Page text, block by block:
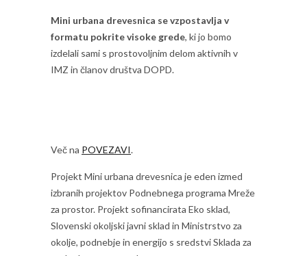
Mini urbana drevesnica se vzpostavlja v
formatu pokrite visoke grede, ki jo bomo
izdelali sami s prostovoljnim delom aktivnih v
IMZ in članov društva DOPD.
Več na POVEZAVI.
Projekt Mini urbana drevesnica je eden izmed
izbranih projektov Podnebnega programa Mreže
za prostor. Projekt sofinancirata Eko sklad,
Slovenski okoljski javni sklad in Ministrstvo za
okolje, podnebje in energijo s sredstvi Sklada za